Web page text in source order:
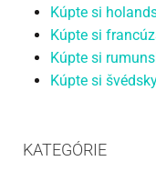
Kúpte si
Kúpte si
Kúpte si
Kúpte si
KATEGÓRIE